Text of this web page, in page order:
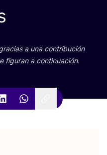
a una con­tri­bu­ción
figu­ran a continuación.